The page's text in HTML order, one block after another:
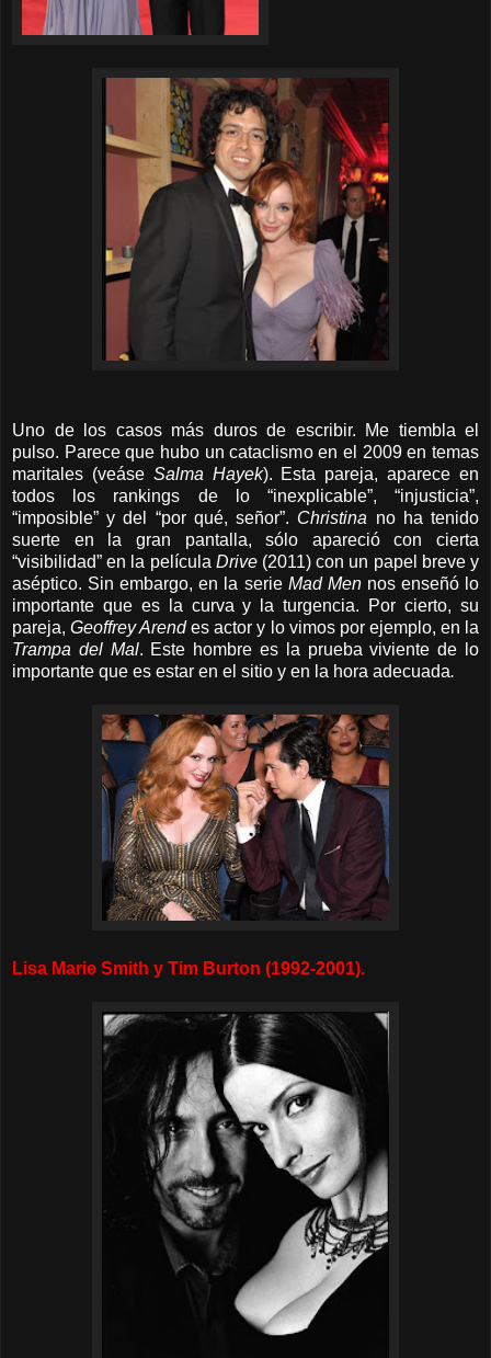
Uno de los casos más duros de escribir. Me tiembla el
pulso. Parece que hubo un cataclismo en el 2009en temas
maritales (veáse Salma Hayek). Esta pareja, aparece en
todos los rankings de lo “inexplicable”, “injusticia”,
“imposible” y del “por qué, señor”. Christina no ha tenido
suerte en la gran pantalla, sólo apareció con cierta
“visibilidad” en la película Drive(2011) con un papel breve y
aséptico. Sin embargo, en la serie Mad Mennos enseñó lo
importante que es la curva y la turgencia. Por cierto, su
pareja,Geoffrey Arendes actor y lo vimos por ejemplo, en la
Trampa del Mal. Este hombre es la prueba viviente de lo
importante que es estar en el sitio y en la hora adecuada.
Lisa Marie Smith y Tim Burton (1992-2001).